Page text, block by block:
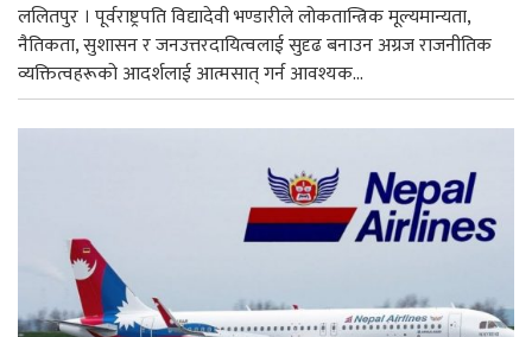
ललितपुर । पूर्वराष्ट्रपति विद्यादेवी भण्डारीले लोकतान्त्रिक मूल्यमान्यता,
नैतिकता, सुशासन र जनउत्तरदायित्वलाई सुदृढ बनाउन अग्रज राजनीतिक
व्यक्तित्वहरूको आदर्शलाई आत्मसात् गर्न आवश्यक...